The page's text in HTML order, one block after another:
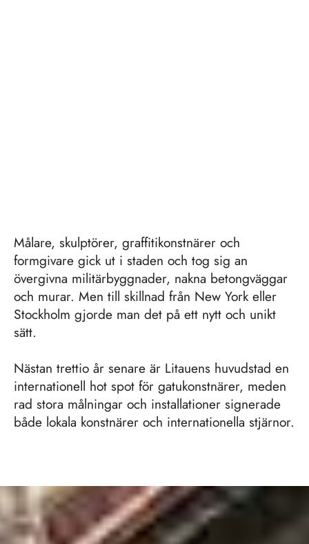
Målare, skulptörer, graffitikonstnärer och
formgivare gick ut i staden och tog sig an
övergivna militärbyggnader, nakna betongväggar
och murar. Men till skillnad från New York eller
Stockholm gjorde man det på ett nytt och unikt
sätt.
Nästan trettio år senare är Litauens huvudstad en
internationell hot spot för gatukonstnärer, meden
rad stora målningar och installationer signerade
både lokala konstnärer och internationella stjärnor.